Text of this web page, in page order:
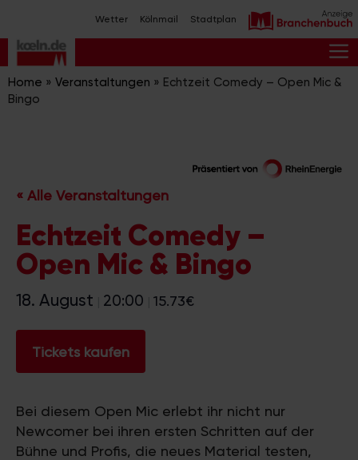
Inhalt
springen
Wetter Kölnmail Stadtplan
Home » Veranstaltungen » Echtzeit Comedy – Open Mic &
Bingo
« Alle Veranstaltungen
Echtzeit Comedy –
Open Mic & Bingo
18. August 20:00 15.73€
Tickets kaufen
Bei diesem Open Mic erlebt ihr nicht nur
Newcomer bei ihren ersten Schritten auf der
Bühne und Profis, die neues Material testen,